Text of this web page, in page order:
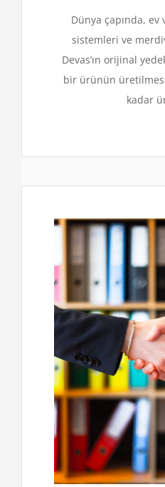
Dünya çapında,
sistemleri ve
Devas’ın orijinal
bir ürünün
kadar